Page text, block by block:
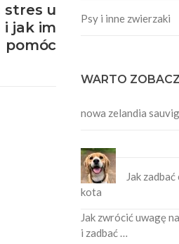
stres u
jak im
pomóc
Psy i inne zwierzaki
WARTO
nowa zelandia
Jak
kota
Jak zwrócić uwagę
i zadbać …